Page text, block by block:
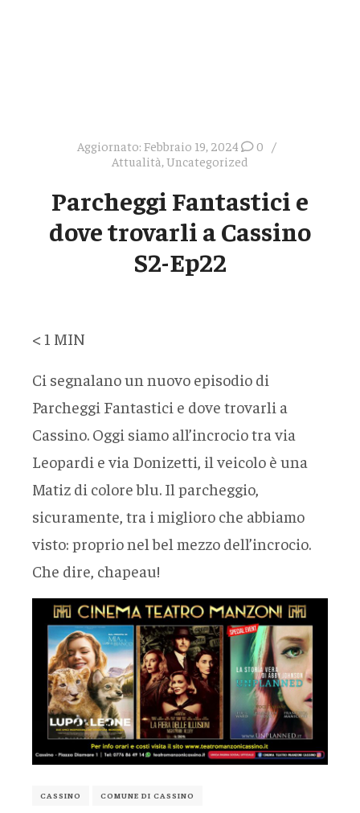
Aggiornato: Febbraio 19, 2024
0
Attualità,Uncategorized
Parcheggi Fantastici e
dove trovarli a Cassino
S2-Ep22
< 1 MIN
Ci segnalano un nuovo episodio di
Parcheggi Fantastici e dove trovarli a
Cassino. Oggi siamo all’incrocio tra via
Leopardi e via Donizetti, il veicolo è una
Matiz di colore blu. Il parcheggio,
sicuramente, tra i miglioro che abbiamo
visto: proprio nel bel mezzo dell’incrocio.
Che dire, chapeau!
CASSINO COMUNE DI CASSINO